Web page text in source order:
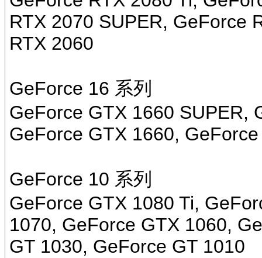
RTX 2070 SUPER, GeForce
RTX 2060
GeForce 16 系列
GeForce GTX 1660 SUPER,
GeForce GTX 1660,
GeForce 10 系列
GeForce GTX 1080 Ti,
1070, GeForce GTX 1060,
GT 1030, GeForce GT 1010